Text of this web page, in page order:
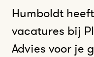
Humboldt heeft
vacatures bij
Advies voor je